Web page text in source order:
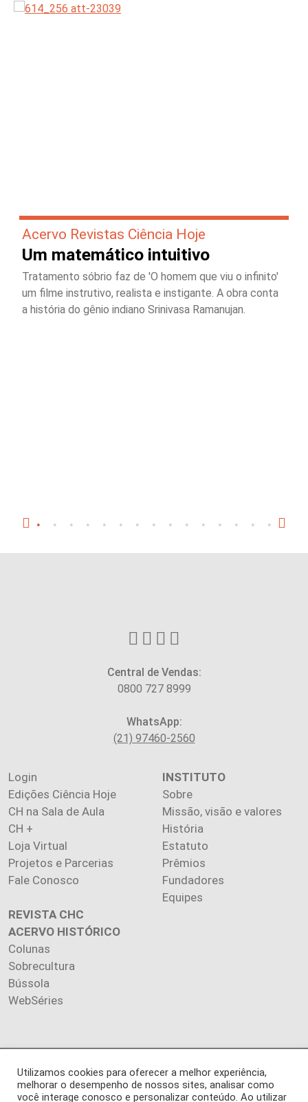
Acervo Revistas Ciência Hoje
Um matemático intuitivo
Tratamento sóbrio faz de 'O homem que viu o infinito'
um filme instrutivo, realista e instigante. A obra conta
a história do gênio indiano Srinivasa Ramanujan.
Central de Vendas:
0800 727 8999
WhatsApp:
(21) 97460-2560
Login
Edições Ciência Hoje
CH na Sala de Aula
CH +
Loja Virtual
Projetos e Parcerias
Fale Conosco
INSTITUTO
Sobre
Missão, visão e valores
História
Estatuto
Prêmios
Fundadores
Equipes
REVISTA CHC
ACERVO HISTÓRICO
Colunas
Sobrecultura
Bússola
WebSéries
Copyright 2026 INSTITUTO CIÊNCIA HOJE. Todos os direitos
reservados.
Utilizamos cookies para oferecer a melhor experiência,
melhorar o desempenho de nossos sites, analisar como
você interage conosco e personalizar conteúdo. Ao utilizar